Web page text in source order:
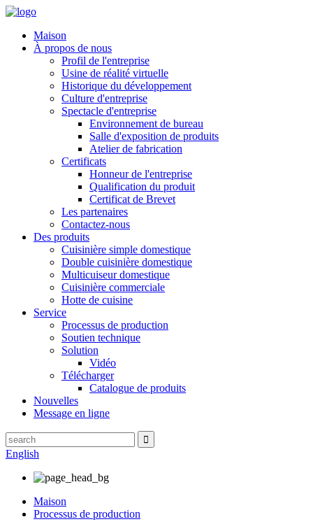
Maison
À propos de nous
Profil de l'entreprise
Usine de réalité virtuelle
Historique du développement
Culture d'entreprise
Spectacle d'entreprise
Environnement de bureau
Salle d'exposition de produits
Atelier de fabrication
Certificats
Honneur de l'entreprise
Qualification du produit
Certificat de Brevet
Les partenaires
Contactez-nous
Des produits
Cuisinière simple domestique
Double cuisinière domestique
Multicuiseur domestique
Cuisinière commerciale
Hotte de cuisine
Service
Processus de production
Soutien technique
Solution
Vidéo
Télécharger
Catalogue de produits
Nouvelles
Message en ligne
English
Maison
Processus de production